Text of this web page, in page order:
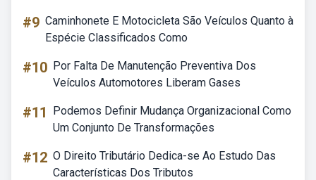
#9 Caminhonete E Motocicleta São Veículos Quanto à
Espécie Classificados Como
#10 Por Falta De Manutenção Preventiva Dos
Veículos Automotores Liberam Gases
#11
Podemos Definir Mudança Organizacional Como
Um Conjunto De Transformações
#12 O Direito Tributário Dedica-se Ao Estudo Das
Características Dos Tributos